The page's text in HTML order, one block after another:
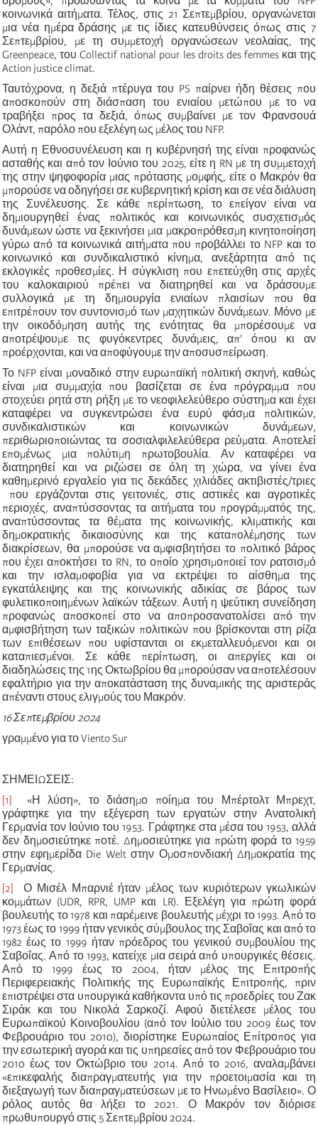
κοινωνικά αιτήματα. Τέλος, στις 21 Σεπτεμβρίου, οργανώνεται
μια νέα ημέρα δράσης με τις ίδιες κατευθύνσεις όπως στις 7
Σεπτεμβρίου, με τη συμμετοχή οργανώσεων νεολαίας, της
Greenpeace, του Collectif national pour les droits des femmes και της
Action justice climat.
Ταυτόχρονα, η δεξιά πτέρυγα του PS παίρνει ήδη θέσεις που
αποσκοπούν στη διάσπαση του ενιαίου μετώπου με το να
τραβήξει προς τα δεξιά, όπως συμβαίνει με τον Φρανσουά
Ολάντ, παρόλο που εξελέγη ως μέλος του NFP.
Αυτή η Εθνοσυνέλευση και η κυβέρνησή της είναι προφανώς
ασταθής και από τον Ιούνιο του 2025, είτε η RN με τη συμμετοχή
της στην ψηφοφορία μιας πρότασης μομφής, είτε ο Μακρόν θα
μπορούσε να οδηγήσει σε κυβερνητική κρίση και σε νέα διάλυση
της Συνέλευσης. Σε κάθε περίπτωση, το επείγον είναι να
δημιουργηθεί ένας πολιτικός και κοινωνικός συσχετισμός
δυνάμεων ώστε να ξεκινήσει μια μακροπρόθεσμη κινητοποίηση
γύρω από τα κοινωνικά αιτήματα που προβάλλει το NFP και το
κοινωνικό και συνδικαλιστικό κίνημα, ανεξάρτητα από τις
εκλογικές προθεσμίες. Η σύγκλιση που επετεύχθη στις αρχές
του καλοκαιριού πρέπει να διατηρηθεί και να δράσουμε
συλλογικά με τη δημιουργία ενιαίων πλαισίων που θα
επιτρέπουν τον συντονισμό των μαχητικών δυνάμεων. Μόνο με
την οικοδόμηση αυτής της ενότητας θα μπορέσουμε να
αποτρέψουμε τις φυγόκεντρες δυνάμεις, απ' όπου κι αν
προέρχονται, και να αποφύγουμε την αποσυσπείρωση.
Το NFP είναι μοναδικό στην ευρωπαϊκή πολιτική σκηνή, καθώς
είναι μια συμμαχία που βασίζεται σε ένα πρόγραμμα που
στοχεύει ρητά στη ρήξη με το νεοφιλελεύθερο σύστημα και έχει
καταφέρει να συγκεντρώσει ένα ευρύ φάσμα πολιτικών,
συνδικαλιστικών και κοινωνικών δυνάμεων,
περιθωριοποιώντας τα σοσιαλφιλελεύθερα ρεύματα. Αποτελεί
επομένως μια πολύτιμη πρωτοβουλία. Αν καταφέρει να
διατηρηθεί και να ριζώσει σε όλη τη χώρα, να γίνει ένα
καθημερινό εργαλείο για τις δεκάδες χιλιάδες ακτιβιστές/τριες
που εργάζονται στις γειτονιές, στις αστικές και αγροτικές
περιοχές, αναπτύσσοντας τα αιτήματα του προγράμματός της,
αναπτύσσοντας τα θέματα της κοινωνικής, κλιματικής και
δημοκρατικής δικαιοσύνης και της καταπολέμησης των
διακρίσεων, θα μπορούσε να αμφισβητήσει το πολιτικό βάρος
που έχει αποκτήσει το RN, το οποίο χρησιμοποιεί τον ρατσισμό
και την ισλαμοφοβία για να εκτρέψει το αίσθημα της
εγκατάλειψης και της κοινωνικής αδικίας σε βάρος των
φυλετικοποιημένων λαϊκών τάξεων. Αυτή η ψεύτικη συνείδηση
προφανώς αποσκοπεί στο να αποπροσανατολίσει από την
αμφισβήτηση των ταξικών πολιτικών που βρίσκονται στη ρίζα
των επιθέσεων που υφίστανται οι εκμεταλλευόμενοι και οι
καταπιεσμένοι. Σε κάθε περίπτωση, οι απεργίες και οι
διαδηλώσεις της 1ης Οκτωβρίου θα μπορούσαν να αποτελέσουν
εφαλτήριο για την αποκατάσταση της δυναμικής της αριστεράς
απέναντι στους ελιγμούς του Μακρόν.
16 Σεπτεμβρίου 2024
γραμμένο για το Viento Sur
ΣΗΜΕΙΩΣΕΙΣ:
[1] «Η λύση», το διάσημο ποίημα του Μπέρτολτ Μπρεχτ,
γράφτηκε για την εξέγερση των εργατών στην Ανατολική
Γερμανία τον Ιούνιο του 1953. Γράφτηκε στα μέσα του 1953, αλλά
δεν δημοσιεύτηκε ποτέ. Δημοσιεύτηκε για πρώτη φορά το 1959
στην εφημερίδα Die Welt στην Ομοσπονδιακή Δημοκρατία της
Γερμανίας.
[2] Ο Μισέλ Μπαρνιέ ήταν μέλος των κυριότερων γκωλικών
κομμάτων (UDR, RPR, UMP και LR). Εξελέγη για πρώτη φορά
βουλευτής το 1978 και παρέμεινε βουλευτής μέχρι το 1993. Από το
1973 έως το 1999 ήταν γενικός σύμβουλος της Σαβοΐας και από το
1982 έως το 1999 ήταν πρόεδρος του γενικού συμβουλίου της
Σαβοΐας. Από το 1993, κατείχε μια σειρά από υπουργικές θέσεις.
Από το 1999 έως το 2004, ήταν μέλος της Επιτροπής
Περιφερειακής Πολιτικής της Ευρωπαϊκής Επιτροπής, πριν
επιστρέψει στα υπουργικά καθήκοντα υπό τις προεδρίες του Ζακ
Σιράκ και του Νικολά Σαρκοζί. Αφού διετέλεσε μέλος του
Ευρωπαϊκού Κοινοβουλίου (από τον Ιούλιο του 2009 έως τον
Φεβρουάριο του 2010), διορίστηκε Ευρωπαίος Επίτροπος για
την εσωτερική αγορά και τις υπηρεσίες από τον Φεβρουάριο του
2010 έως τον Οκτώβριο του 2014. Από το 2016, αναλαμβάνει
«επικεφαλής διαπραγματευτής για την προετοιμασία και τη
διεξαγωγή των διαπραγματεύσεων με το Ηνωμένο Βασίλειο». Ο
ρόλος αυτός θα λήξει το 2021. Ο Μακρόν τον διόρισε
πρωθυπουργό στις 5 Σεπτεμβρίου 2024.